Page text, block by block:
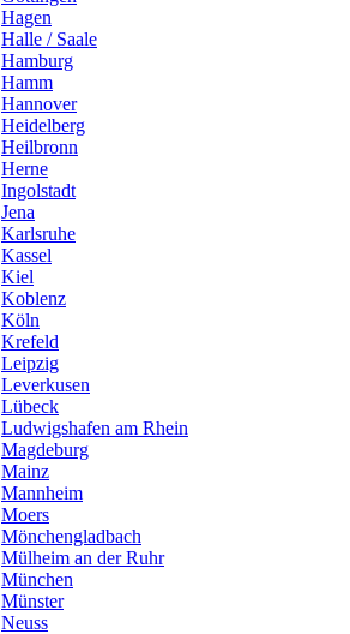
Hagen
Halle / Saale
Hamburg
Hamm
Hannover
Heidelberg
Heilbronn
Herne
Ingolstadt
Jena
Karlsruhe
Kassel
Kiel
Koblenz
Köln
Krefeld
Leipzig
Leverkusen
Lübeck
Ludwigshafen am Rhein
Magdeburg
Mainz
Mannheim
Moers
Mönchengladbach
Mülheim an der Ruhr
München
Münster
Neuss